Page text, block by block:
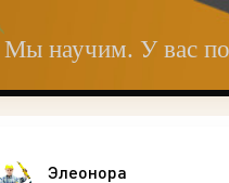
Мы научим. У вас
Элеонора